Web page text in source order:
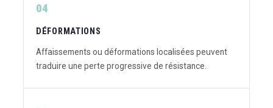
04
DÉFORMATIONS
Affaissements ou déformations localisées peuvent
traduire une perte progressive de résistance.